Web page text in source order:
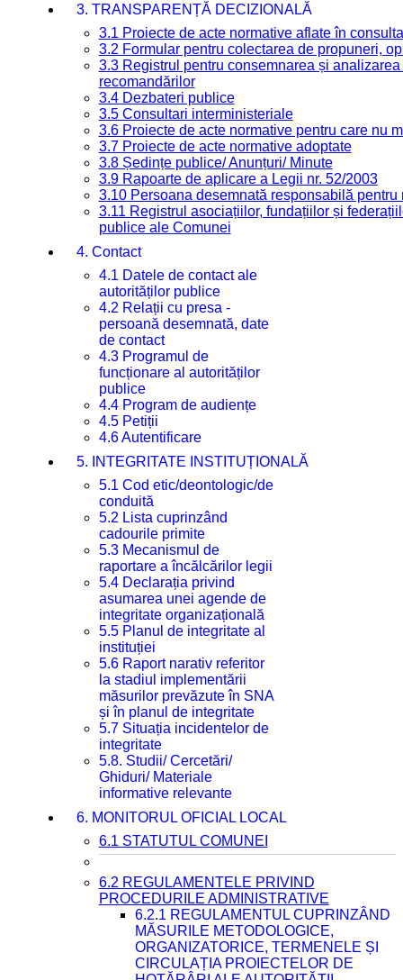
3. TRANSPARENȚĂ DECIZIONALĂ
3.1 Proiecte de acte normative aflate în
3.2 Formular pentru colectarea de propuneri,
3.3 Registrul pentru consemnarea și
recomandărilor
3.4 Dezbateri publice
3.5 Consultari interministeriale
3.6 Proiecte de acte normative pentru care nu
3.7 Proiecte de acte normative adoptate
3.8 Ședințe publice/ Anunțuri/ Minute
3.9 Rapoarte de aplicare a Legii nr. 52/2003
3.10 Persoana desemnată responsabilă
3.11 Registrul asociațiilor, fundațiilor și
publice ale Comunei
4. Contact
4.1 Datele de contact ale
autorităților publice
4.2 Relații cu presa -
persoană desemnată, date
de contact
4.3 Programul de
funcționare al autorităților
publice
4.4 Program de audiențe
4.5 Petiții
4.6 Autentificare
5. INTEGRITATE INSTITUȚIONALĂ
5.1 Cod etic/deontologic/de
conduită
5.2 Lista cuprinzând
cadourile primite
5.3 Mecanismul de
raportare a încălcărilor legii
5.4 Declarația privind
asumarea unei agende de
integritate organizațională
5.5 Planul de integritate al
instituției
5.6 Raport narativ referitor
la stadiul implementării
măsurilor prevăzute în SNA
și în planul de integritate
5.7 Situația incidentelor de
integritate
5.8. Studii/ Cercetări/
Ghiduri/ Materiale
informative relevante
6. MONITORUL OFICIAL LOCAL
6.1 STATUTUL COMUNEI
6.2 REGULAMENTELE PRIVIND
PROCEDURILE ADMINISTRATIVE
6.2.1 REGULAMENTUL CUPRINZÂND
MĂSURILE METODOLOGICE,
ORGANIZATORICE, TERMENELE ȘI
CIRCULAȚIA PROIECTELOR DE